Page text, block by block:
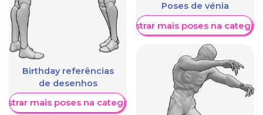
Birthday referências
de desenhos
mais poses na categoria
Poses de vénia
Mostrar mais poses na